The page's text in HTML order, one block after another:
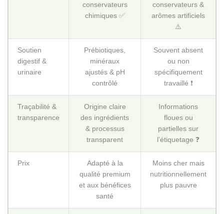
conservateurs
chimiques ✅
conservateurs &
arômes artificiels
⚠️
Soutien
digestif &
urinaire
Prébiotiques,
minéraux
ajustés & pH
contrôlé
Souvent absent
ou non
spécifiquement
travaillé ❗
Traçabilité &
transparence
Origine claire
des ingrédients
& processus
transparent
Informations
floues ou
partielles sur
l’étiquetage ❓
Prix
Adapté à la
qualité premium
et aux bénéfices
santé
Moins cher mais
nutritionnellement
plus pauvre